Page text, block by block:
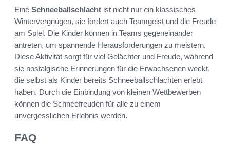
Eine Schneeballschlacht ist nicht nur ein klassisches
Wintervergnügen, sie fördert auch Teamgeist und die Freude
am Spiel. Die Kinder können in Teams gegeneinander
antreten, um spannende Herausforderungen zu meistern.
Diese Aktivität sorgt für viel Gelächter und Freude, während
sie nostalgische Erinnerungen für die Erwachsenen weckt,
die selbst als Kinder bereits Schneeballschlachten erlebt
haben. Durch die Einbindung von kleinen Wettbewerben
können die Schneefreuden für alle zu einem
unvergesslichen Erlebnis werden.
FAQ